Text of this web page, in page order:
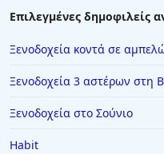
Επιλεγμένες δημοφιλείς
Ξενοδοχεία κοντά σε
Ξενοδοχεία 3 αστέρων στη
Ξενοδοχεία στο Σούνιο
Habit